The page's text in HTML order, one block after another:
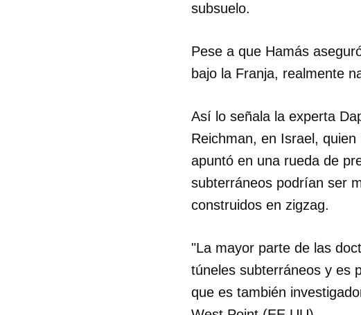
subsuelo.
Pese a que Hamás
bajo la Franja, realmente
Así lo señala la experta
Reichman, en Israel,
apuntó en una rueda de
subterráneos podrían ser
construidos en zigzag.
"La mayor parte de las
túneles subterráneos y es
que es también